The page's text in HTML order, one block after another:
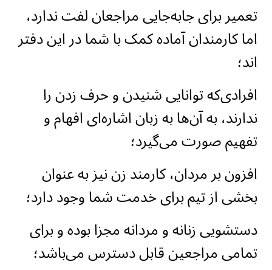
تعمیر برای جابه‌جایی مراجعان لفت ندارد،
اما کارمندان آماده کمک با شما در این دفتر
اند؛
افرادی‌که توانایی شنیدن و حرف زدن را
ندارند، به آن‌ها به زبان اشاره‌ای افهام و
تفهیم صورت می‌گیرد؛
افزون بر مردان، کارمند زن نیز به عنوان
بخشی از تیم برای خدمت شما وجود دارد؛
دستشویی زنانه و مردانه مجزا بوده و برای
تمامی مراجعین قابل دسترس می‌باشد؛